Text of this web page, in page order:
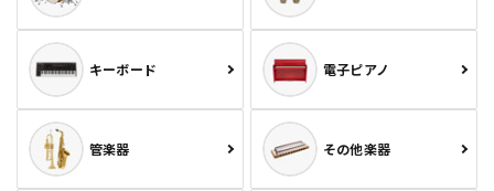
キーボード 電子ピアノ
管楽器 その他楽器